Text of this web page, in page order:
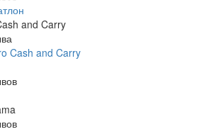
and Carry
Cash and Carry